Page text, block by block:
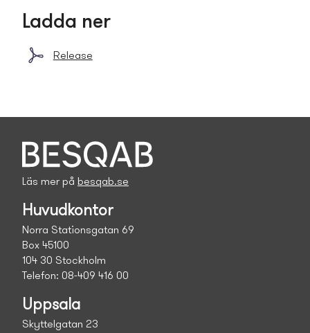
Ladda ner
Release
Läs mer på besqab.se
Huvudkontor
Norra Stationsgatan 69
Box 45100
104 30 Stockholm
Telefon: 08-409 416 00
Uppsala
Skyttelgatan 23